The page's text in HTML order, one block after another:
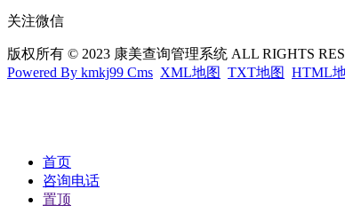
关注微信
版权所有 © 2023 康美查询管理系统 ALL RIGHTS
Powered By kmkj99 Cms XML地图 TXT地图 HTML
首页
咨询电话
置顶